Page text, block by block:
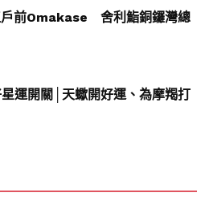
戶前Omakase 舍利鮨銅鑼灣總
星運開關│天蠍開好運、為摩羯打